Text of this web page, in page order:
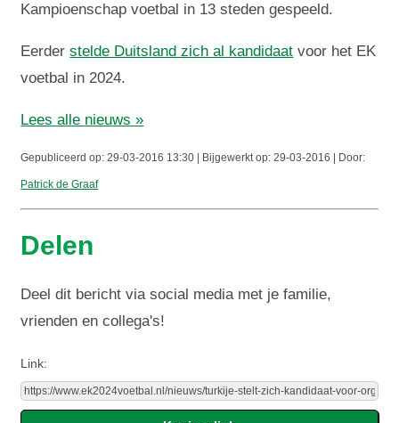
Kampioenschap voetbal in 13 steden gespeeld.
Eerderstelde Duitsland zich al kandidaat voor het EK
voetbal in 2024.
Lees alle nieuws »
Gepubliceerd op: 29-03-2016 13:30 | Bijgewerkt op: 29-03-2016 | Door:
Patrick de Graaf
Delen
Deel dit bericht via social media met je familie,
vrienden en collega's!
Link: